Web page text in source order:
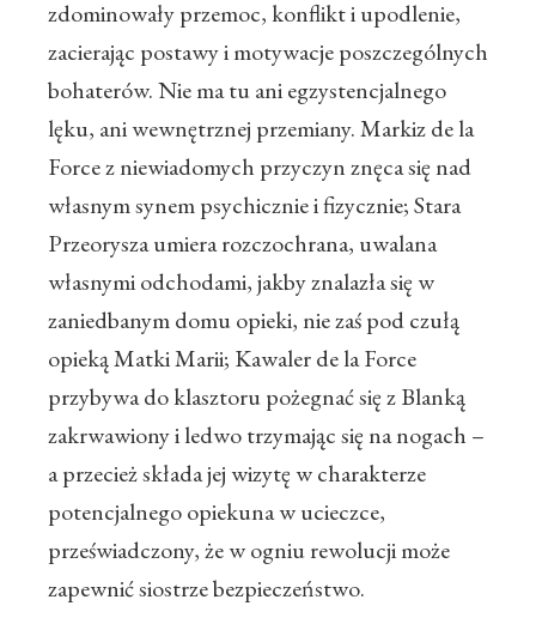
zdominowały przemoc, konflikt i upodlenie,
zacierając postawy i motywacje poszczególnych
bohaterów. Nie ma tu ani egzystencjalnego
lęku, ani wewnętrznej przemiany. Markiz de la
Force z niewiadomych przyczyn znęca się nad
własnym synem psychicznie i fizycznie; Stara
Przeorysza umiera rozczochrana, uwalana
własnymi odchodami, jakby znalazła się w
zaniedbanym domu opieki, nie zaś pod czułą
opieką Matki Marii; Kawaler de la Force
przybywa do klasztoru pożegnać się z Blanką
zakrwawiony i ledwo trzymając się na nogach –
a przecież składa jej wizytę w charakterze
potencjalnego opiekuna w ucieczce,
przeświadczony, że w ogniu rewolucji może
zapewnić siostrze bezpieczeństwo.